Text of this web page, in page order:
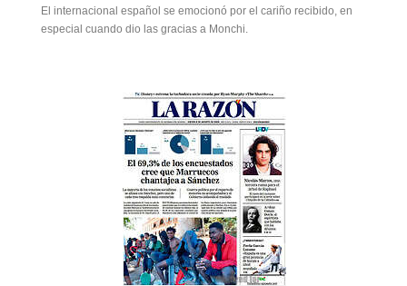
El internacional español se emocionó por el cariño recibido, en
especial cuando dio las gracias a Monchi.